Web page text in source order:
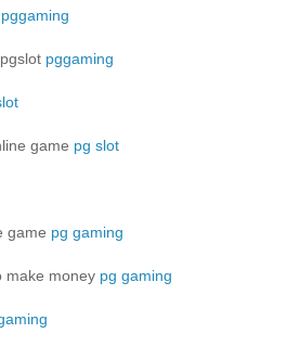
pggaming
pggaming
game pg slot
game pg gaming
make money pg gaming